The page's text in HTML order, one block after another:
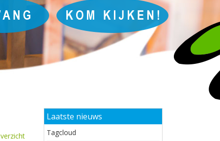
Laatste nieuws
Tagcloud